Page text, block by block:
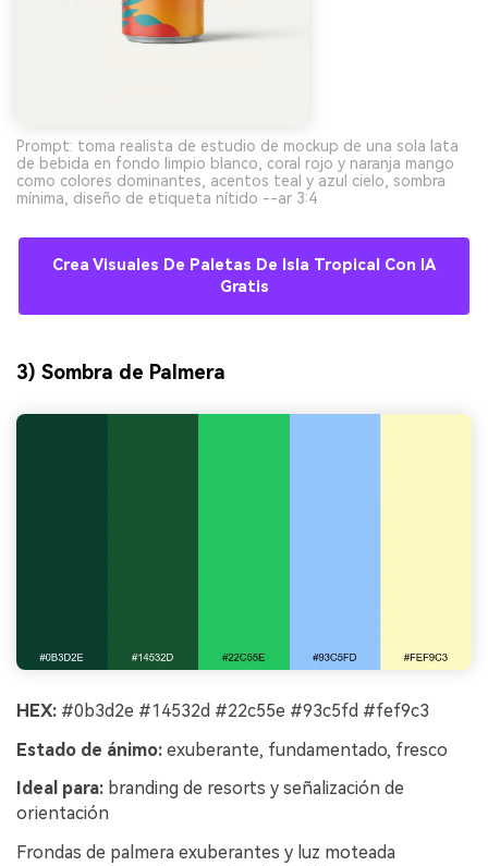
Prompt: toma realista de estudio de mockup de una sola lata
de bebida en fondo limpio blanco, coral rojo y naranja mango
como colores dominantes, acentos teal y azul cielo, sombra
mínima, diseño de etiqueta nítido --ar 3:4
Crea Visuales De Paletas De Isla Tropical Con IA
Gratis
3) Sombra de Palmera
HEX: #0b3d2e #14532d #22c55e #93c5fd #fef9c3
Estado de ánimo: exuberante, fundamentado, fresco
Ideal para: branding de resorts y señalización de
orientación
Frondas de palmera exuberantes y luz moteada